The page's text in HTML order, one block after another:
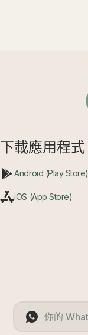
下載應用程式
Android (Play Store)
iOS (App Store)